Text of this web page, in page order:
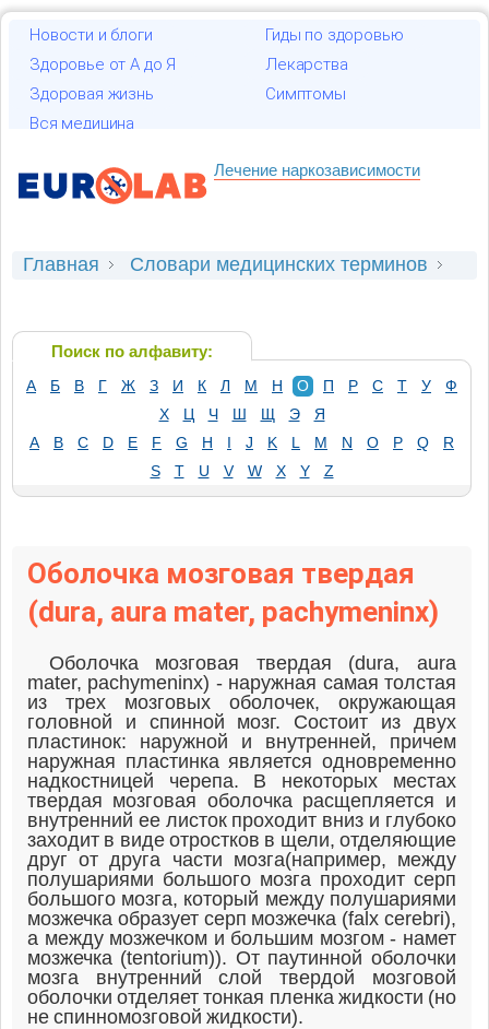
Новости и блоги
Гиды по здоровью
Здоровье от А до Я
Лекарства
Здоровая жизнь
Симптомы
Вся медицина
Лечение наркозависимости
Главная
Словари медицинских терминов
Поиск по алфавиту:
А Б В Г Ж З И К Л М Н О П Р С Т У
Ф
Х
Ц Ч Ш Щ Э
Я
A
B C D E F G H I J K L M N O P Q
R
S
T U V W X Y Z
Оболочка мозговая твердая
(dura, aura mater, pachymeninx)
Оболочка мозговая твердая (dura, aura
mater, pаchymeninx) - наружная самая толстая
из трех мозговых оболочек, окружающая
головной и спинной мозг. Состоит из двух
пластинок: наружной и внутренней, причем
наружная пластинка является одновременно
надкостницей черепа. В некоторых местах
твердая мозговая оболочка расщепляется и
внутренний ее листок проходит вниз и глубоко
заходит в виде отростков в щели, отделяющие
друг от друга части мозга(например, между
полушариями большого мозга проходит серп
большого мозга, который между полушариями
мозжечка образует серп мозжечка (falx cerebri),
а между мозжечком и большим мозгом - намет
мозжечка (tentorium)). От паутинной оболочки
мозга внутренний слой твердой мозговой
оболочки отделяет тонкая пленка жидкости (но
не спинномозговой жидкости).